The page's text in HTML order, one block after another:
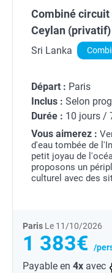
Combiné circuit
Ceylan
Evasion Turyaa
Sri Lanka
Départ : Paris
Inclus : Selon
Durée : 10 jours /
Vous aimerez :
d'eau tombée de
petit joyau de
proposons un
culturel avec des
Paris Le 11/10/2026
1 383€ /
Payable en 4x avec